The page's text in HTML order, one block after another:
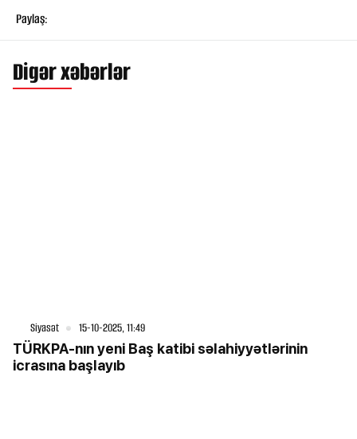
Paylaş:
Digər xəbərlər
Siyasət 15-10-2025, 11:49
TÜRKPA-nın yeni Baş katibi səlahiyyətlərinin
icrasına başlayıb